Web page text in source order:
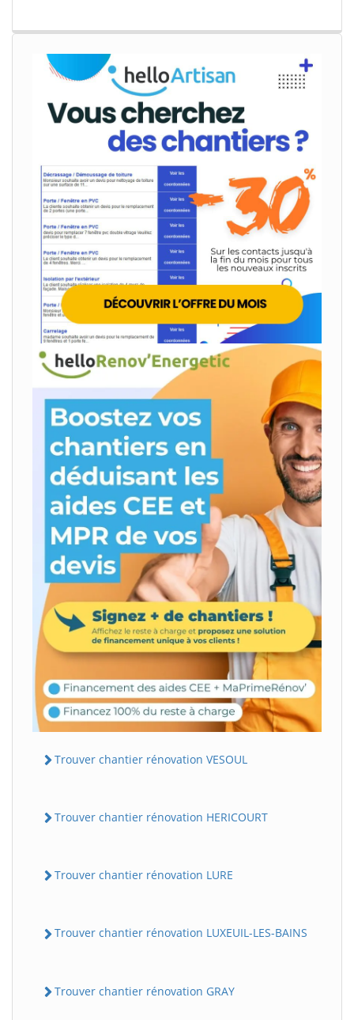
Trouver chantier rénovation VESOUL
Trouver chantier rénovation HERICOURT
Trouver chantier rénovation LURE
Trouver chantier rénovation LUXEUIL-LES-BAINS
Trouver chantier rénovation GRAY